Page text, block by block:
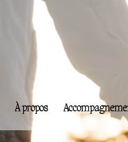
À propos